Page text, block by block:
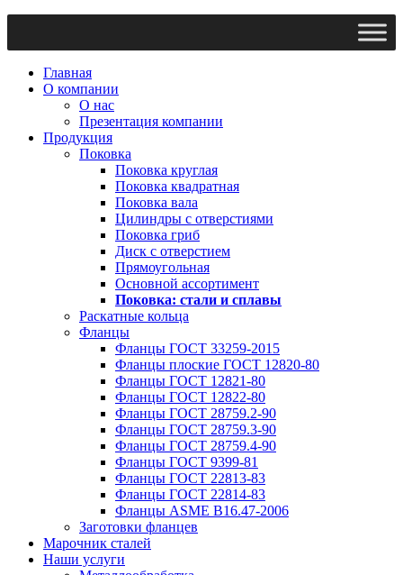
Главная
О компании
О нас
Презентация компании
Продукция
Поковка
Поковка круглая
Поковка квадратная
Поковка вала
Цилиндры с отверстиями
Поковка гриб
Диск с отверстием
Прямоугольная
Основной ассортимент
Поковка: cтали и сплавы
Раскатные кольца
Фланцы
Фланцы ГОСТ 33259-2015
Фланцы плоские ГОСТ 12820-80
Фланцы ГОСТ 12821-80
Фланцы ГОСТ 12822-80
Фланцы ГОСТ 28759.2-90
Фланцы ГОСТ 28759.3-90
Фланцы ГОСТ 28759.4-90
Фланцы ГОСТ 9399-81
Фланцы ГОСТ 22813-83
Фланцы ГОСТ 22814-83
Фланцы ASME B16.47-2006
Заготовки фланцев
Марочник сталей
Наши услуги